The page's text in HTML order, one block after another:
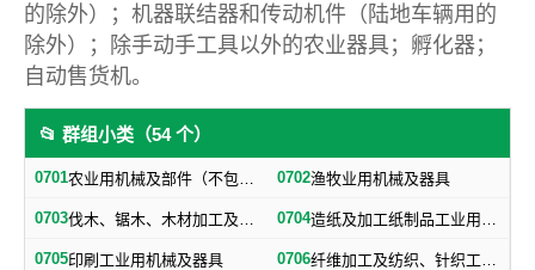
的除外）；机器联结器和传动机件（陆地车辆用的
除外）；除手动手工具以外的农业器具；孵化器；
自动售货机。
📂 群组小类（54 个）
0701 农业用机械及部件（不包括小农具） 0702渔牧业用机械及器具
0703 伐木、锯木、木材加工及火柴生产用机械及器具 0704 造纸及加工纸制品工业用机械及器具
0705印刷工业用机械及器具 0706 纤维加工及纺织、针织工业用机械及部件